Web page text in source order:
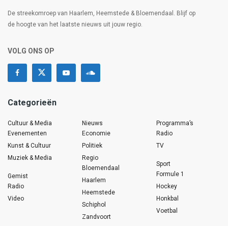
De streekomroep van Haarlem, Heemstede & Bloemendaal. Blijf op
de hoogte van het laatste nieuws uit jouw regio.
VOLG ONS OP
Categorieën
Cultuur & Media
Evenementen
Kunst & Cultuur
Muziek & Media
Gemist
Radio
Video
Nieuws
Economie
Politiek
Regio
Bloemendaal
Haarlem
Heemstede
Schiphol
Zandvoort
Programma’s
Radio
TV
Sport
Formule 1
Hockey
Honkbal
Voetbal